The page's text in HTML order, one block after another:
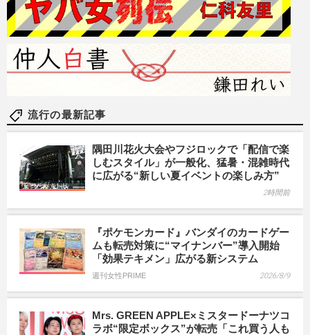
流行の最新記事
隅田川花火大会やフジロックで「配信で楽
しむスタイル」が一般化、猛暑・混雑時代
に広がる“新しい夏イベントの楽しみ方”
2時間前
『ポケモンカード』バンダイのカードゲー
ムも転売対策に“マイナンバー”導入開始
「効果テキメン」広がる新システム
週刊女性PRIME 2026/8/9
Mrs. GREEN APPLE×ミスタードーナツコ
ラボ“限定ボックス”が転売「これ買う人も